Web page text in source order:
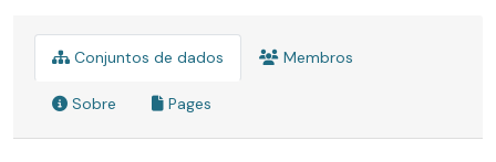
Conjuntos de dados Membros
Sobre Pages